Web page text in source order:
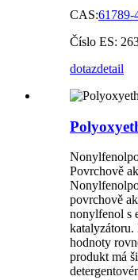
CAS:61789-
Číslo ES:
dotazdetail
Povrchově
povrchově
nonylfenol s
hodnoty
produkt má